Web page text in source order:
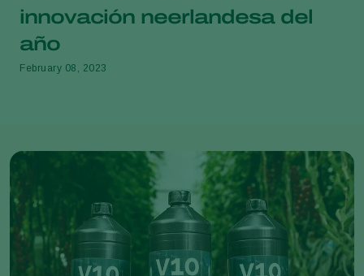
innovación neerlandesa del
año
February 08, 2023